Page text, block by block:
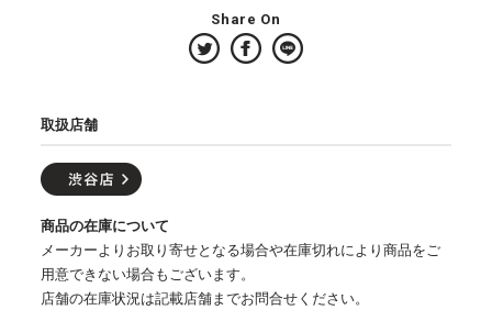
Share On
取扱店舗
商品の在庫について
メーカーよりお取り寄せとなる場合や在庫切れにより商品をご
用意できない場合もございます。
店舗の在庫状況は記載店舗までお問合せください。